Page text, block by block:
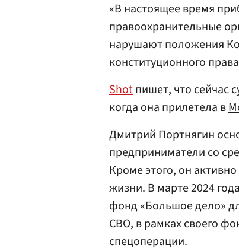
«В настоящее время
правоохранительные
нарушают положения
конституционного
Shotпишет, что сейчас
когда она прилетела в
Дмитрий Портнягин
предприниматели со
Кроме этого, он
жизни. В марте 2024
фонд «Большое дело»
СВО, в рамках своего
спецоперации.